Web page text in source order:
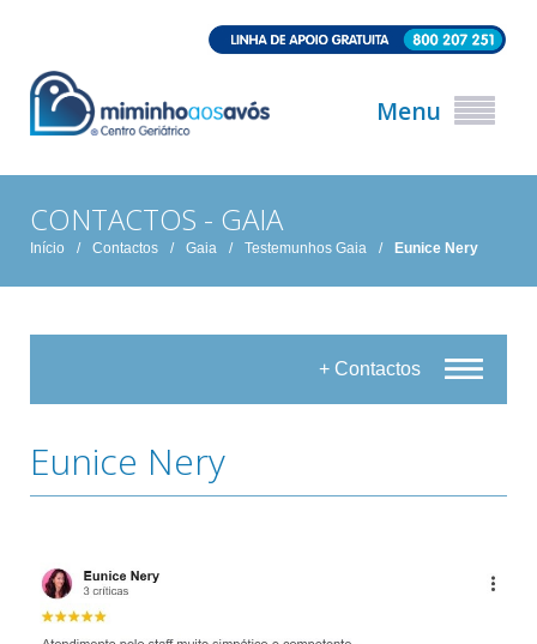
Menu
CONTACTOS - GAIA
Início / Contactos / Gaia / Testemunhos Gaia / Eunice Nery
+ Contactos
Eunice Nery